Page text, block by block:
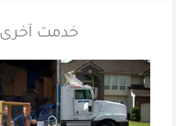
خدمت آخرى